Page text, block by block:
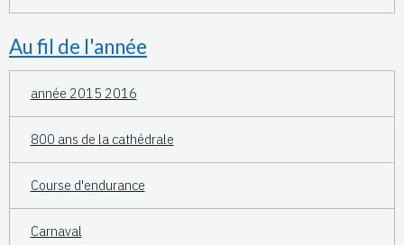
Au fil de l'année
année 2015 2016
800 ans de la cathédrale
Course d'endurance
Carnaval